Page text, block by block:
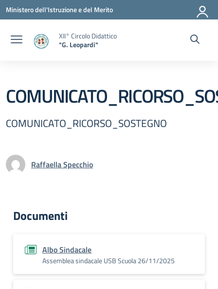
Vai ai contenuti
Vai al menu di navigazione
Vai al footer
Ministero dell'Istruzione e del Merito
XII° Circolo Didattico
"G. Leopardi"
COMUNICATO_RICORSO_SOSTEGNO
Raffaella Specchio
Documenti
Albo Sindacale
Assemblea sindacale USB Scuola 26/11/2025